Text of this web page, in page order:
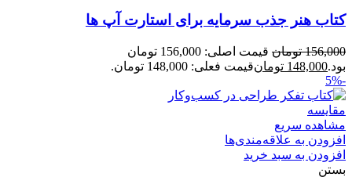
کتاب هنر جذب سرمایه برای استارت آپ ها
156,000 تومان
قیمت اصلی: 156,000 تومان
بود.148,000 تومانقیمت فعلی: 148,000 تومان.
-5%
مقایسه
مشاهده سریع
افزودن به علاقه‌مندی‌ها
افزودن به سبد خرید
بستن